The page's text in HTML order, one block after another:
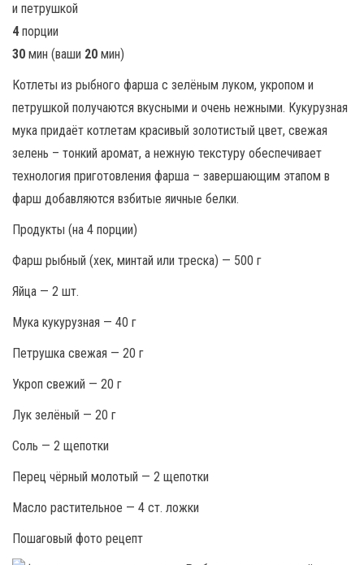
4порции
30 мин (ваши 20 мин)
Котлеты из рыбного фарша с зелёным луком, укропом и
петрушкой получаются вкусными и очень нежными. Кукурузная
мука придаёт котлетам красивый золотистый цвет, свежая
зелень – тонкий аромат, а нежную текстуру обеспечивает
технология приготовления фарша – завершающим этапом в
фарш добавляются взбитые яичные белки.
Продукты (на 4 порции)
Фарш рыбный (хек, минтай или треска) — 500 г
Яйца — 2 шт.
Мука кукурузная — 40 г
Петрушка свежая — 20 г
Укроп свежий — 20 г
Лук зелёный — 20 г
Соль — 2 щепотки
Перец чёрный молотый — 2 щепотки
Масло растительное — 4 ст. ложки
Пошаговый фото рецепт